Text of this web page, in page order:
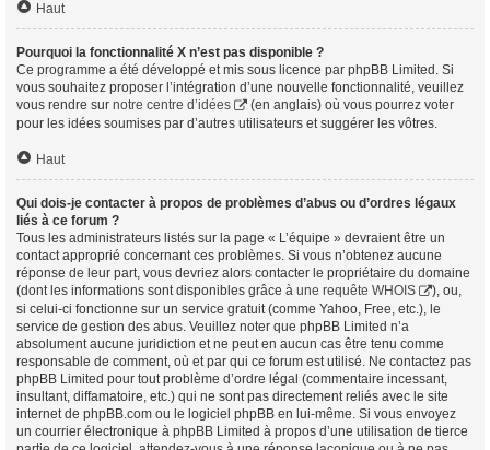
Haut
Pourquoi la fonctionnalité X n’est pas disponible ?
Ce programme a été développé et mis sous licence par phpBB Limited. Si
vous souhaitez proposer l’intégration d’une nouvelle fonctionnalité, veuillez
vous rendre sur notre centre d’idées
(en anglais) où vous pourrez voter
pour les idées soumises par d’autres utilisateurs et suggérer les vôtres.
Haut
Qui dois-je contacter à propos de problèmes d’abus ou d’ordres légaux
liés à ce forum ?
Tous les administrateurs listés sur la page « L’équipe » devraient être un
contact approprié concernant ces problèmes. Si vous n’obtenez aucune
réponse de leur part, vous devriez alors contacter le propriétaire du domaine
(dont les informations sont disponibles grâce à une requête WHOIS
), ou,
si celui-ci fonctionne sur un service gratuit (comme Yahoo, Free, etc.), le
service de gestion des abus. Veuillez noter que phpBB Limited n’a
absolument aucune juridiction et ne peut en aucun cas être tenu comme
responsable de comment, où et par qui ce forum est utilisé. Ne contactez pas
phpBB Limited pour tout problème d’ordre légal (commentaire incessant,
insultant, diffamatoire, etc.) qui ne sont pas directement reliés avec le site
internet de phpBB.com ou le logiciel phpBB en lui-même. Si vous envoyez
un courrier électronique à phpBB Limited à propos d’une utilisation de tierce